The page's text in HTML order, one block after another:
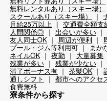
無料レンタルあり（スキー場）
スクールあり（スキー場）
月給25万以上
交通費全額支
人間関係◎
出会いが多い
友人同士OK
周辺が便利
プール・ジム等利用可
まか
ネイルOK
夜勤 大量募集
残業が多い
残業が少ない
満了ボーナス有
茶髪OK
通しシフト
都市へのアク
食費無料
寮条件から探す